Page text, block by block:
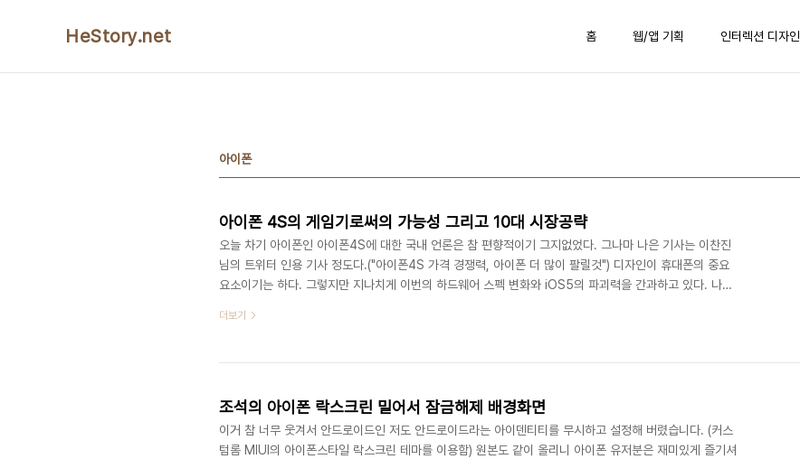
HeStory.net 홈 웹/앱 기획 인터렉션 디자인
아이폰
아이폰 4S의 게임기로써의 가능성 그리고 10대 시장공략
오늘 차기 아이폰인 아이폰4S에 대한 국내 언론은 참 편향적이기 그지없었다. 그나마 나은 기사는 이찬진
님의 트위터 인용 기사 정도다.("아이폰4S 가격 경쟁력, 아이폰 더 많이 팔릴것") 디자인이 휴대폰의 중요
요소이기는 하다. 그렇지만 지나치게 이번의 하드웨어 스펙 변화와 iOS5의 파괴력을 간과하고 있다. 나는
어보면 1. 디자인의 변경이 없는 점은 상당히 안타깝다. 하지만, 안테나게이트라 명명된 사태를 통해 반 토
에서 4S로의 진화는 이상한 것이 아니다. 오히려 완성된 현재의 디자인을 유지함으로..
더보기
조석의 아이폰 락스크린 밀어서 잠금해제 배경화면
이거 참 너무 웃겨서 안드로이드인 저도 안드로이드라는 아이덴티티를 무시하고 설정해 버렸습니다. (커스
텀롬 MIUI의 아이폰스타일 락스크린 테마를 이용함) 원본도 같이 올리니 아이폰 유저분은 재미있게 즐기셔